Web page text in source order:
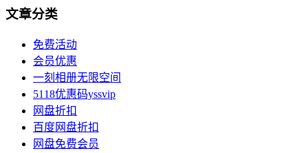
文章分类
免费活动
会员优惠
一刻相册无限空间
5118优惠码yssvip
网盘折扣
百度网盘折扣
网盘免费会员